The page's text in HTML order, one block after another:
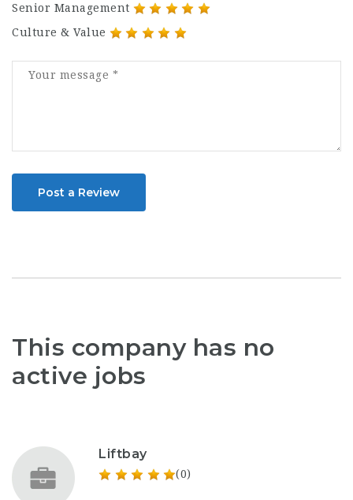
Senior Management
Culture & Value
Post a Review
This company has no
active jobs
Liftbay
(0)